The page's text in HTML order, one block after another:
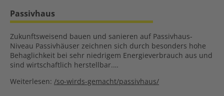
Passivhaus
Zukunftsweisend bauen und sanieren auf Passivhaus-
Niveau Passivhäuser zeichnen sich durch besonders hohe
Behaglichkeit bei sehr niedrigem Energieverbrauch aus und
sind wirtschaftlich herstellbar.…
Weiterlesen: /so-wirds-gemacht/passivhaus/